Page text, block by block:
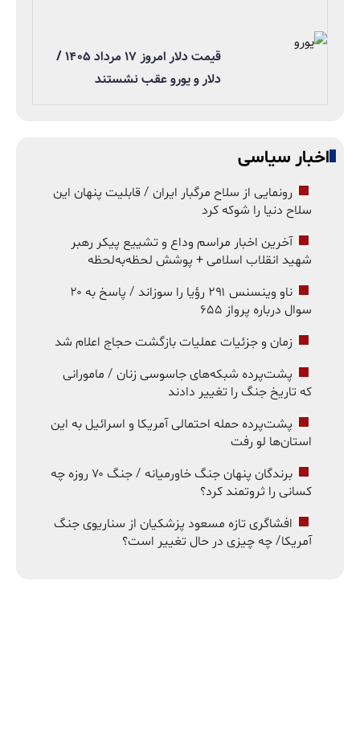
قیمت دلار امروز ۱۷ مرداد ۱۴۰۵ /
دلار و یورو عقب نشستند
اخبار سیاسی
رونمایی از سلاح مرگبار ایران / قابلیت پنهان این
سلاح دنیا را شوکه کرد
آخرین اخبار مراسم وداع و تشییع پیکر رهبر
شهید انقلاب اسلامی + پوشش لحظه‌به‌لحظه
ناو وینسنس ۲۹۱ رؤیا را سوزاند / پاسخ به ۲۰
سوال درباره پرواز ۶۵۵
زمان و جزئیات عملیات بازگشت حجاج اعلام شد
پشت‌پرده شبکه‌های جاسوسی زنان / مامورانی
که تاریخ جنگ را تغییر دادند
پشت‌پرده حمله احتمالی آمریکا و اسرائیل به این
استان‌ها لو رفت
برندگان پنهان جنگ خاورمیانه / جنگ ۷۰ روزه چه
کسانی را ثروتمند کرد؟
افشاگری تازه مسعود پزشکیان از سناریوی جنگ
آمریکا/ چه چیزی در حال تغییر است؟